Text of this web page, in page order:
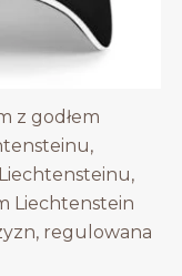
z godłem
Liechtenstein
regulowana